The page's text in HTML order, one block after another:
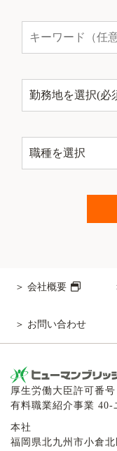
会社概要
お問い合わせ
厚生労働大臣許可番
有料職業紹介事業 40-
本社
福岡県北九州市小倉